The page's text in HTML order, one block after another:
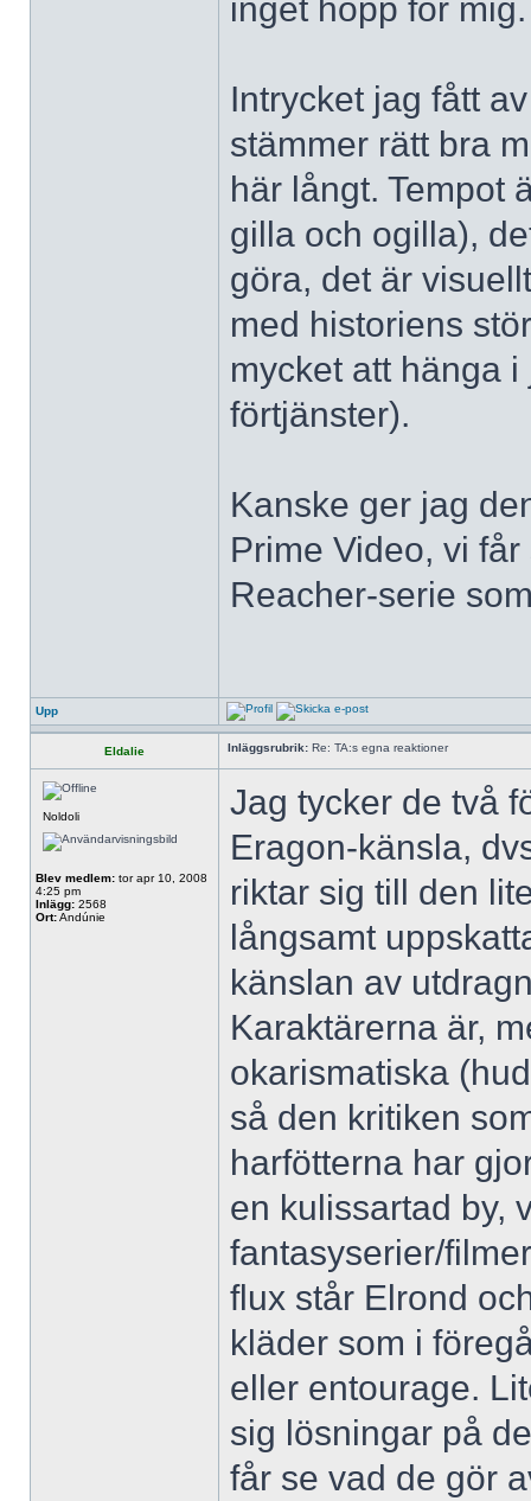
inget hopp för
Intrycket jag fått
stämmer rätt bra
här långt. Tempot
gilla och ogilla),
göra, det är
med historiens
mycket att hänga
förtjänster).
Kanske ger jag
Prime Video, vi
Reacher-serie
Upp
Eldalie Inläggsrubrik: Re: TA:s egna reaktioner
Noldoli
Blev medlem: tor apr 10, 2008
4:25 pm
Inlägg: 2568
Ort:Andúnie
Jag tycker de två
Eragon-känsla,
riktar sig till den
långsamt
känslan av
Karaktärerna är,
okarismatiska
så den kritiken
harfötterna har
en kulissartad by,
fantasyserier/
flux står Elrond
kläder som i
eller entourage.
sig lösningar på
får se vad de gör